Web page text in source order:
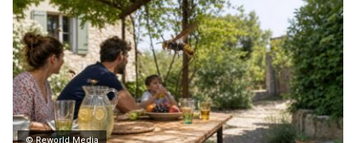
© Reworld Media